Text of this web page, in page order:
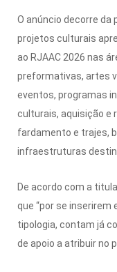
O anúncio decorre da
projetos culturais
ao RJAAC 2026 nas
preformativas, artes
eventos, programas
culturais, aquisição e
fardamento e trajes,
infraestruturas
De acordo com a
que “por se
tipologia, contam já
de apoio a atribuir no